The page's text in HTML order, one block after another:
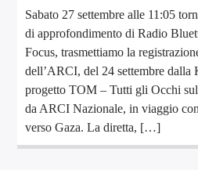
Sabato 27 settembre alle 11:05
di approfondimento di Radio
Focus, trasmettiamo la
dell’ARCI, del 24 settembre dalla
progetto TOM – Tutti gli Occhi
da ARCI Nazionale, in viaggio
verso Gaza. La diretta, […]